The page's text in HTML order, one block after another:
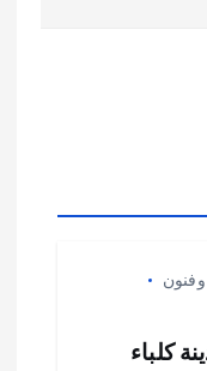
وفنون
كلباء